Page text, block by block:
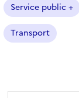
Service public +
Transport